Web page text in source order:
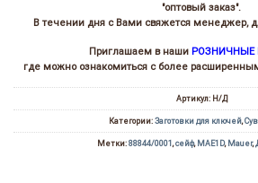
"оптовый заказ".
В течении дня с Вами свяжется менеджер,
Приглашаем в наши РОЗНИЧНЫЕ
где можно ознакомиться с более
Артикул: Н/Д
Категории: Заготовки для ключей,
Метки: 88844/0001 ,cейф, MAE1D, Mauer,